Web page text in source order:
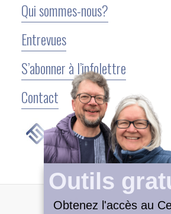
Qui sommes-nous?
Entrevues
S’abonner à l’infolettre
Contact
Obtenez l'accès au
Outils